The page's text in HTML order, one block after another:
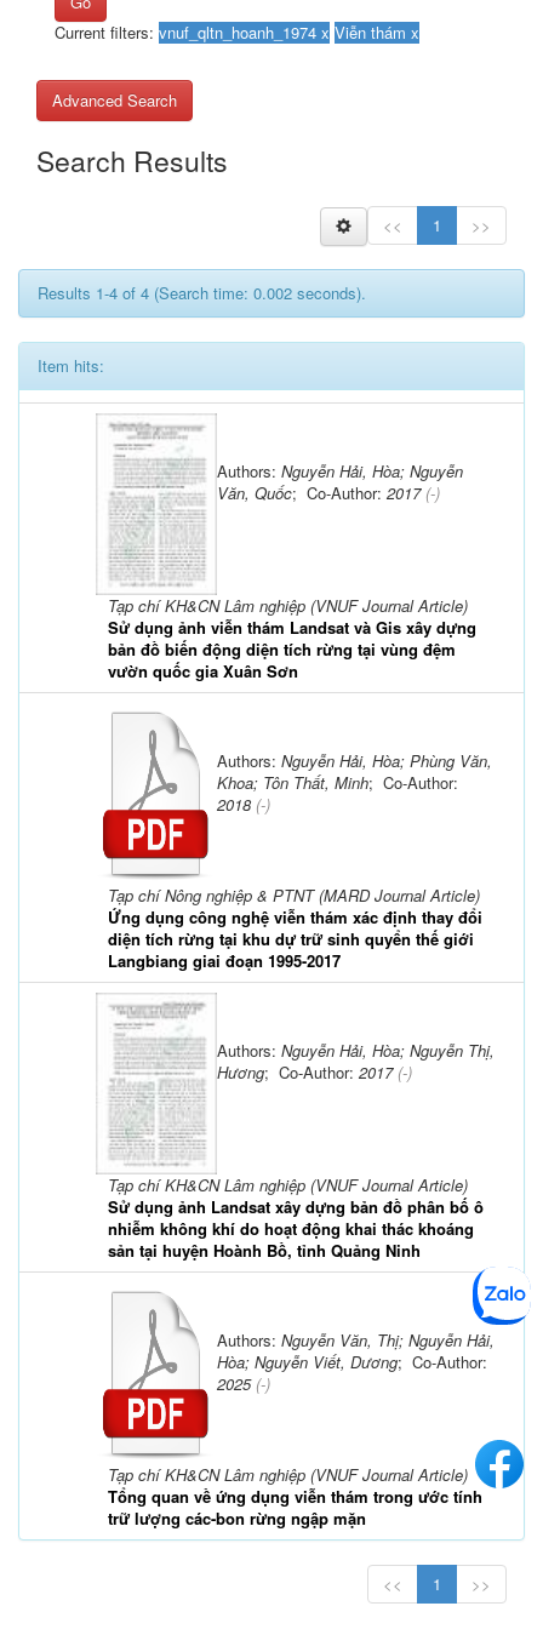
Current filters:
Advanced Search
Search Results
<< 1 >>
Results 1-4 of 4 (Search time: 0.002 seconds).
Item hits:
Tạp chí KH&CN Lâm nghiệp (VNUF Journal Article)
Sử dụng ảnh viễn thám Landsat và Gis xây dựng
bản đồ biến động diện tích rừng tại vùng đệm
vườn quốc gia Xuân Sơn
Authors: Nguyễn Hải, Hòa; Nguyễn
Văn, Quốc; Co-Author: 2017(-)
Tạp chí Nông nghiệp & PTNT (MARD Journal Article)
Ứng dụng công nghệ viễn thám xác định thay đổi
diện tích rừng tại khu dự trữ sinh quyển thế giới
Langbiang giai đoạn 1995-2017
Authors: Nguyễn Hải, Hòa; Phùng Văn,
Khoa; Tôn Thất, Minh; Co-Author:
2018 (-)
Tạp chí KH&CN Lâm nghiệp (VNUF Journal Article)
Sử dụng ảnh Landsat xây dựng bản đồ phân bố ô
nhiễm không khí do hoạt động khai thác khoáng
sản tại huyện Hoành Bồ, tỉnh Quảng Ninh
Authors: Nguyễn Hải, Hòa; Nguyễn Thị,
Hương; Co-Author: 2017(-)
Tạp chí KH&CN Lâm nghiệp (VNUF Journal Article)
Tổng quan về ứng dụng viễn thám trong ước tính
trữ lượng các-bon rừng ngập mặn
Authors: Nguyễn Văn, Thị; Nguyễn Hải,
Hòa; Nguyễn Viết, Dương; Co-Author:
2025(-)
<< 1 >>